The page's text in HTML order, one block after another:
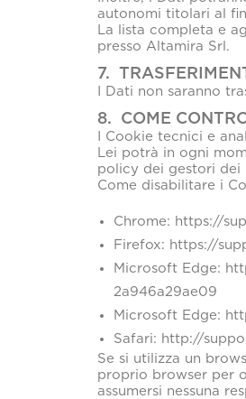
autonomi titolari al
La lista completa e
presso Altamira Srl.
7.
I Dati non saranno
8. COME
I Cookie tecnici e
Lei potrà in ogni
policy dei gestori dei
Come disabilitare i
Chrome: https://
Firefox: https://
Microsoft Edge:
2a946a29ae09
Microsoft Edge:
Safari: http://
Se si utilizza un
proprio browser per
assumersi nessuna